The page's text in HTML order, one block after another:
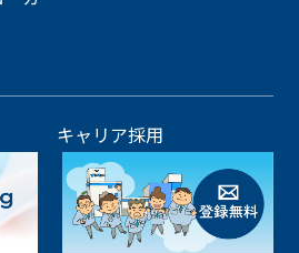
キャリア採用